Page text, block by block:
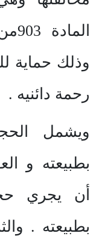
وذلك حماية
رحمة دائنيه .
ويشمل
بطبيعته و
أن يجري
بطبيعته .